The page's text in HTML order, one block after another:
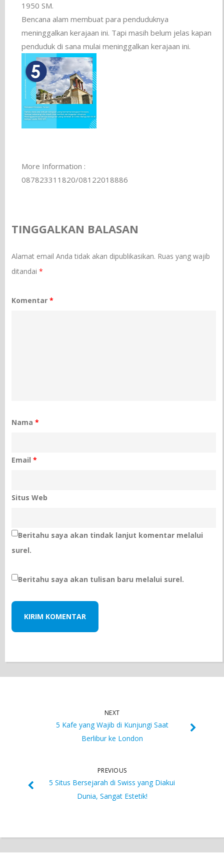
1950 SM.
Bencana alam membuat para penduduknya
meninggalkan kerajaan ini. Tapi masih belum jelas kapan
penduduk di sana mulai meninggalkan kerajaan ini.
More Information :
087823311820/08122018886
TINGGALKAN BALASAN
Alamat email Anda tidak akan dipublikasikan. Ruas yang wajib
ditandai*
Komentar*
Nama*
Email*
Situs Web
Beritahu saya akan tindak lanjut komentar melalui
surel.
Beritahu saya akan tulisan baru melalui surel.
NEXT
5 Kafe yang Wajib di Kunjungi Saat
Berlibur ke London
PREVIOUS
5 Situs Bersejarah di Swiss yang Diakui
Dunia, Sangat Estetik!